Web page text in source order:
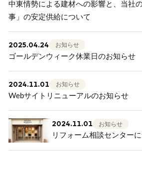
お知らせ
中東情勢による建材への影響と、当社
事」の安定供給について
2025.04.24
お知らせ
ゴールデンウィーク休業日のお知らせ
2024.11.01
お知らせ
Webサイトリニューアルのお知らせ
2024.11.01
お知らせ
リフォーム相談センター